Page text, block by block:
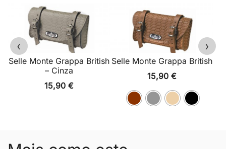
‹
Selle Monte Grappa British
– Cinza
15,90 €
Selle Monte Grappa British
15,90 €
›